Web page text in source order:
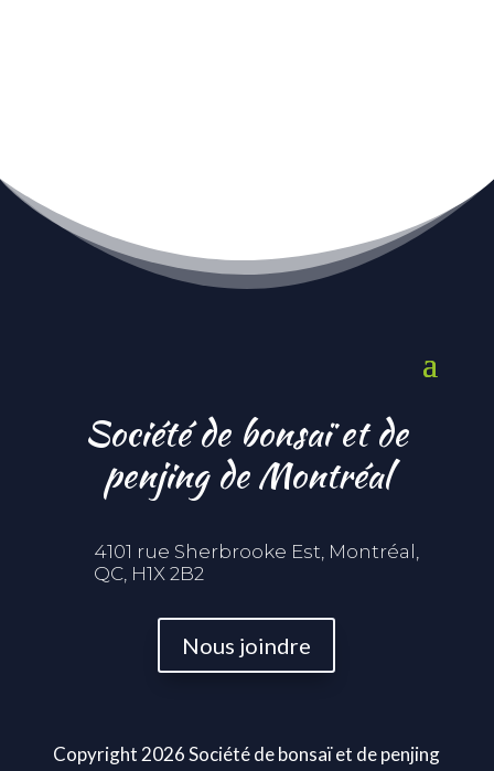
Société de bonsaï et de
penjing de Montréal
4101 rue Sherbrooke Est, Montréal,
QC, H1X 2B2
Nous joindre
Copyright 2026 Société de bonsaï et de penjing